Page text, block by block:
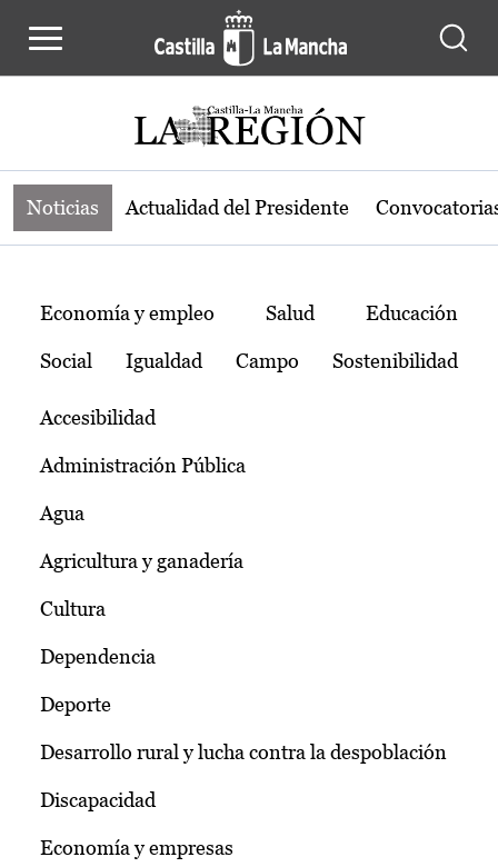
Noticias de la región de Castilla-La
Noticias Actualidad del Presidente
Temas
Economía y empleo Salud Educación
Social Igualdad Campo Sostenibilidad
Accesibilidad
Administración Pública
Agua
Agricultura y ganadería
Cultura
Dependencia
Deporte
Desarrollo rural y lucha contra la despoblación
Discapacidad
Economía y empresas